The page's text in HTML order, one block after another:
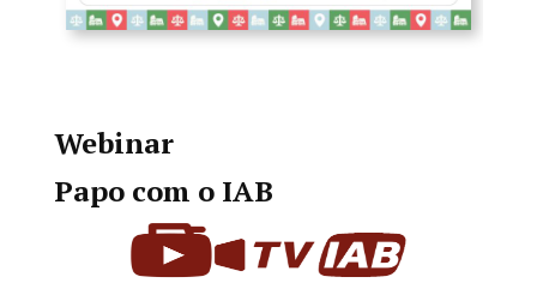
Webinar
Papo com o IAB